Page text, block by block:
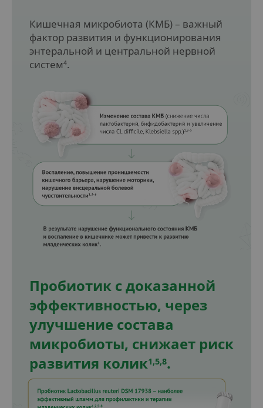
Кишечная микробиота (КМБ) – важный
фактор развития и функционирования
энтеральной и центральной нервной
систем4.
Пробиотик с доказанной
эффективностью, через
улучшение состава
микробиоты, снижает риск
развития колик1,5,8.